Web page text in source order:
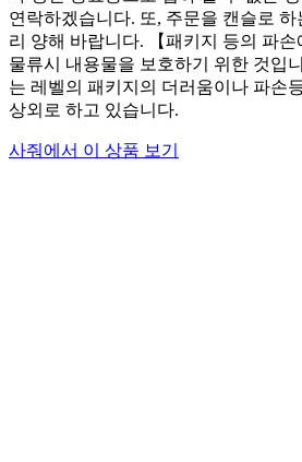
연락하겠습니다. 또, 주문을 캔슬로 하
리 양해 바랍니다. 【패키지 등의 파
물류시 내용물을 보호하기 위한 것입
는 레벨의 패키지의 더러움이나 파손
상외로 하고 있습니다.
사줘에서 이 상품 보기